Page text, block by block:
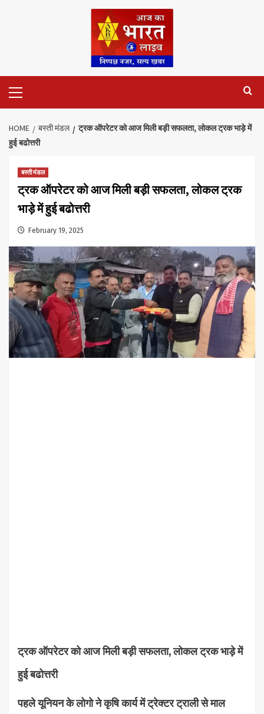
Menu
HOME बस्ती मंडल
ट्रक ऑपरेटर को आज मिली बड़ी सफलता, लोकल ट्रक भाड़े में
हुई बढोत्तरी
बस्ती मंडल
ट्रक ऑपरेटर को आज मिली बड़ी सफलता, लोकल ट्रक
भाड़े में हुई बढोत्तरी
February 19, 2025
ट्रक ऑपरेटर को आज मिली बड़ी सफलता, लोकल ट्रक भाड़े में
हुई बढोत्तरी
पहले यूनियन के लोगो ने कृषि कार्य में ट्रेक्टर ट्राली से माल